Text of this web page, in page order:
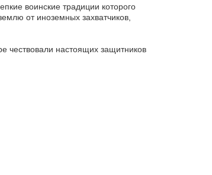
воинские традиции которого
от иноземных захватчиков,
чествовали настоящих защитников